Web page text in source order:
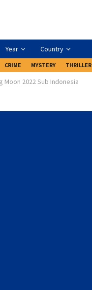
Year Country
CRIME MYSTERY THRILLER
Moon 2022 Sub Indonesia